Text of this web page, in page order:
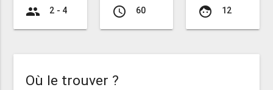
group 2 - 4 access_time 60 face 12
Où le trouver ?